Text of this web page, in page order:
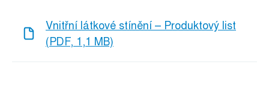
Vnitřní látkové stínění – Produktový list
(PDF, 1,1 MB)